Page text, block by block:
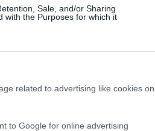
Sale, and/or Sharing
with the Purposes for which it
related to advertising like cookies on
to Google for online advertising
létfontosságú.